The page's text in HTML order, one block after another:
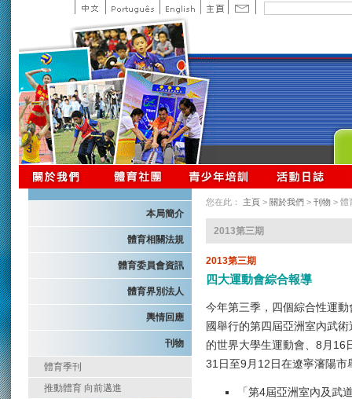
本局簡介
體育相關法規
體育委員會資訊
體育界別法人
輿情回應
刊物
體育季刊
推動體育 向前邁進
您在此： 主頁 > 關於我們 > 刊物 > 體
2013第三期
2013第三期
四大運動會綜合報導
今年第三季，四個綜合性運
國舉行的第四屆亞洲室內武
的世界大學生運動會、8月16
31日至9月12日在遼寧瀋陽市
「第4屆亞洲室內及武